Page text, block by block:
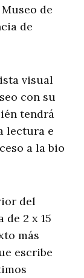
de
de
visual
con su
tendrá
lectura e
a la bio
del
de 2 x 15
más
escribe